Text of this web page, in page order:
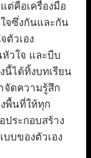
ต่คือเครื่องมือ
จซึ่งกันและกัน
ตัวเอง
วใจ และบีบ
นี้ได้ทิ้งบทเรียน
จัดความรู้สึก
พื้นที่ให้ทุก
ประกอบสร้าง
บของตัวเอง